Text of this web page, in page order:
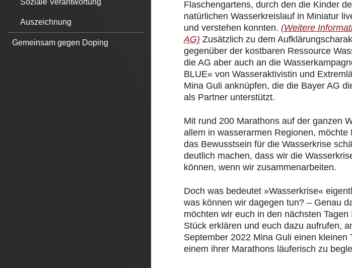
Flaschengartens, durch den die Kinder
natürlichen Wasserkreislauf in Miniatur
und verstehen konnten. (Weitere
AG) Zusätzlich zu dem
gegenüber der kostbaren Ressource
die AG aber auch an die
BLUE« von Wasseraktivistin und
Mina Guli anknüpfen, die die Bayer AG
als Partner unterstützt.
Mit rund 200 Marathons auf der ganzen
allem in wasserarmen Regionen, möchte
das Bewusstsein für die Wasserkrise
deutlich machen, dass wir die
können, wenn wir zusammenarbeiten.
Doch was bedeutet »Wasserkrise«
was können wir dagegen tun? – Genau
möchten wir euch in den nächsten Tagen
Stück erklären und euch dazu aufrufen,
September 2022 Mina Guli einen kleinen
einem ihrer Marathons läuferisch zu
Soziale Verantwortung
Auszeichnung
Gemeinsam gegen Doping